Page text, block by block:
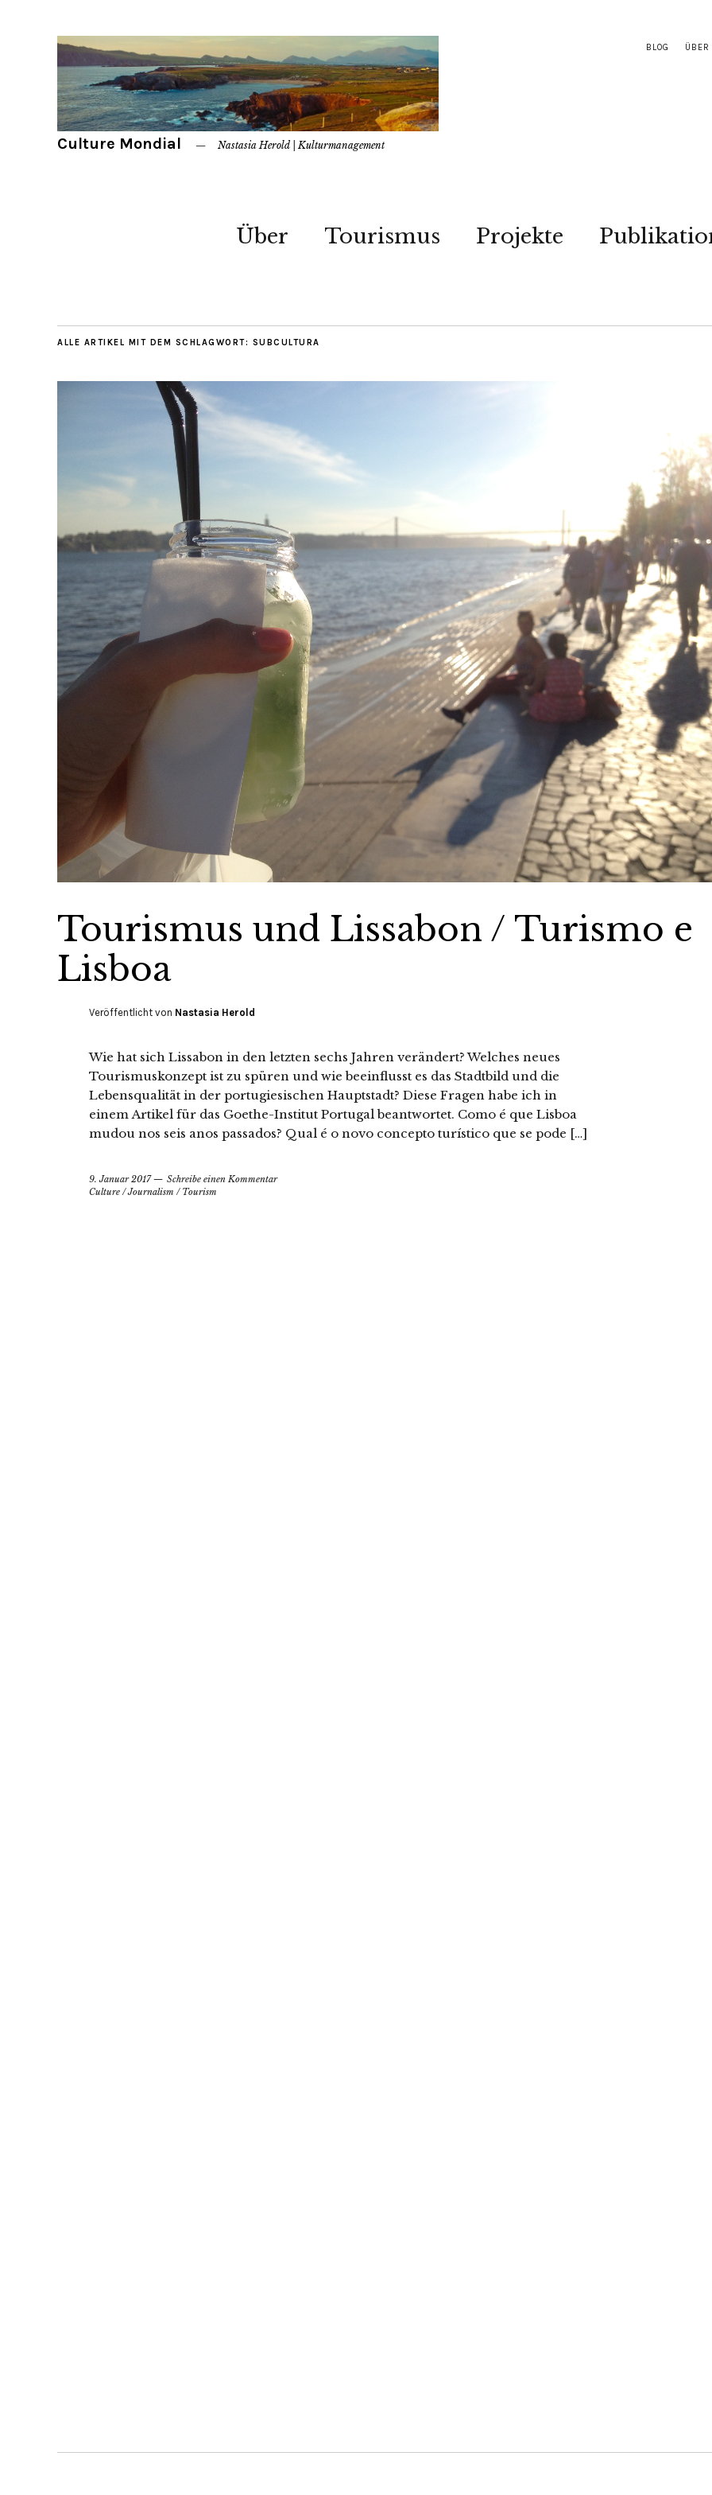
BLOG ÜBER
Culture Mondial Nastasia Herold | Kulturmanagement
Über Tourismus Projekte
ALLE ARTIKEL MIT DEM SCHLAGWORT: SUBCULTURA
Tourismus und Lissabon / Turismo e
Lisboa
Veröffentlicht von Nastasia Herold
Wie hat sich Lissabon in den letzten sechs Jahren verändert? Welches neues
Tourismuskonzept ist zu spüren und wie beeinflusst es das Stadtbild und die
Lebensqualität in der portugiesischen Hauptstadt? Diese Fragen habe ich in
einem Artikel für das Goethe-Institut Portugal beantwortet. Como é que Lisboa
mudou nos seis anos passados? Qual é o novo concepto turístico que se pode […]
9. Januar 2017
Schreibe einen Kommentar
Culture /Journalism / Tourism